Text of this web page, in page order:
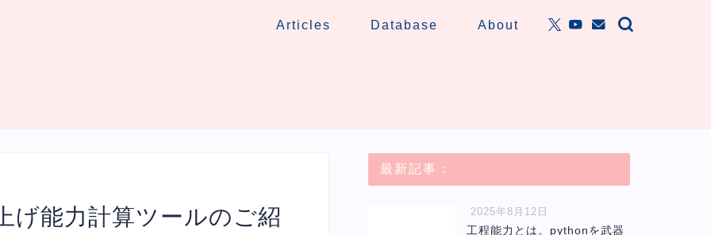
Articles Database About
げ能力計算ツールのご紹
最新記事：
2025年8月12日
工程能力とは。pythonを武器